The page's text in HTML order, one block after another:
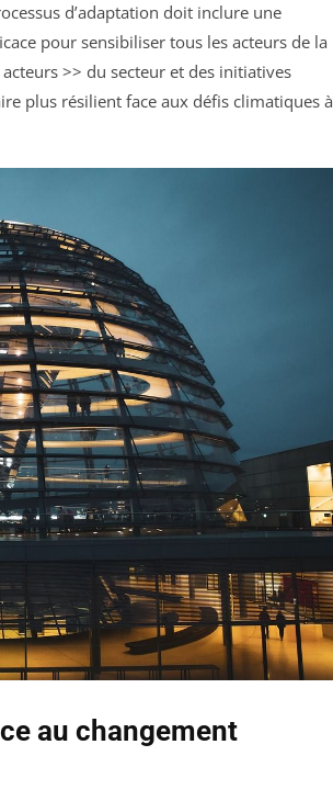
d’adaptation doit inclure une
pour sensibiliser tous les acteurs de la
>> du secteur et des initiatives
plus résilient face aux défis climatiques à
au changement